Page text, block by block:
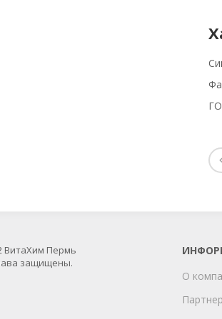
О
ВитаХим Пермь
защищены.